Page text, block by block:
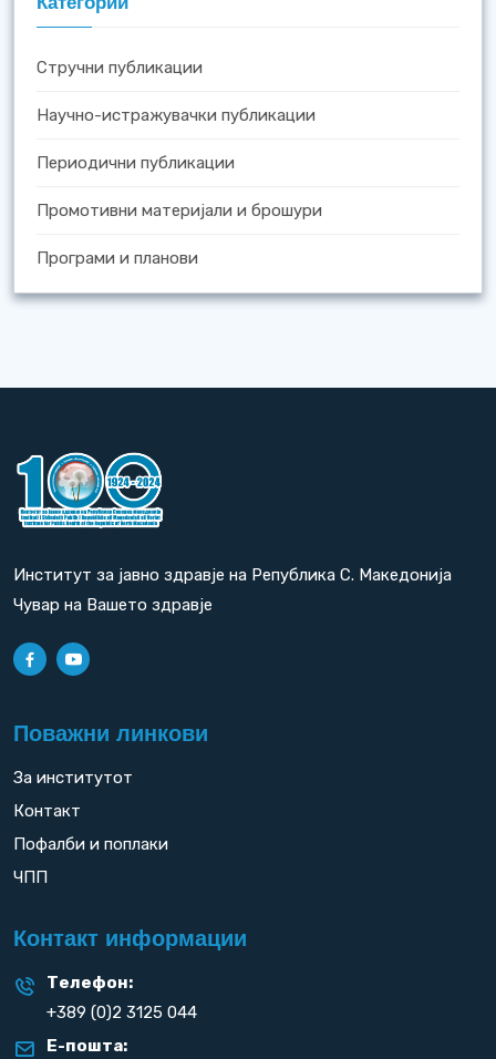
Стручни публикации
Научно-истражувачки публикации
Периодични публикации
Промотивни материјали и брошури
Програми и планови
Институт за јавно здравје на Република С. Македонија
Чувар на Вашето здравје
Поважни линкови
За институтот
Контакт
Пофалби и поплаки
ЧПП
Контакт информации
Телефон:
+389 (0)2 3125 044
Е-пошта: